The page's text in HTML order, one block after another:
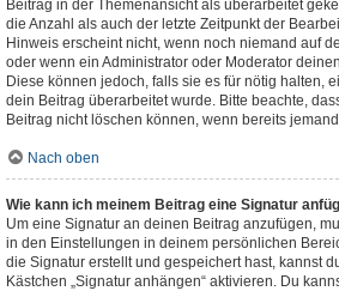
Beitrag in der Themenansicht als überarbeitet
die Anzahl als auch der letzte Zeitpunkt der
Hinweis erscheint nicht, wenn noch niemand auf
oder wenn ein Administrator oder Moderator
Diese können jedoch, falls sie es für nötig halten,
dein Beitrag überarbeitet wurde. Bitte beachte,
Beitrag nicht löschen können, wenn bereits
Nach oben
Wie kann ich meinem Beitrag eine Signatur
Um eine Signatur an deinen Beitrag anzufügen,
in den Einstellungen in deinem persönlichen
die Signatur erstellt und gespeichert hast, kannst
Kästchen „Signatur anhängen“ aktivieren. Du